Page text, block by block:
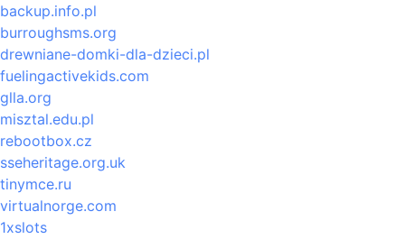
backup.info.pl
burroughsms.org
drewniane-domki-dla-dzieci.pl
fuelingactivekids.com
glla.org
misztal.edu.pl
rebootbox.cz
sseheritage.org.uk
tinymce.ru
virtualnorge.com
1xslots